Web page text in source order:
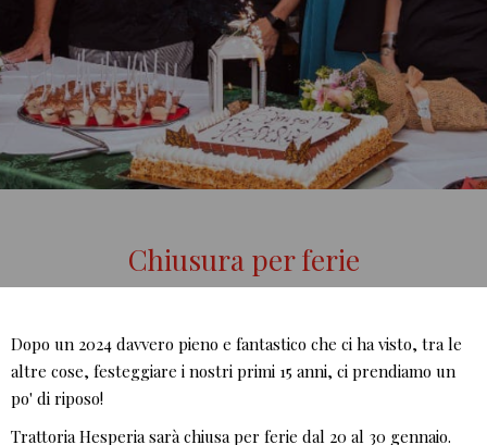
Chiusura per ferie
Dopo un 2024 davvero pieno e fantastico che ci ha visto, tra le
altre cose, festeggiare i nostri primi 15 anni, ci prendiamo un
po' di riposo!
Trattoria Hesperia sarà chiusa per ferie dal 20 al 30 gennaio.